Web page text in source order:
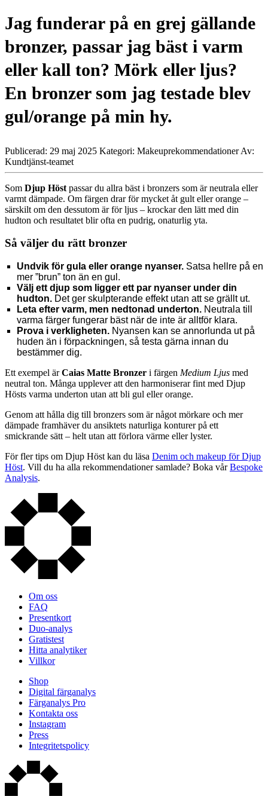
Jag funderar på en grej gällande
bronzer, passar jag bäst i varm
eller kall ton? Mörk eller ljus?
En bronzer som jag testade blev
gul/orange på min hy.
Publicerad: 29 maj 2025 Kategori: MakeuprekommendationerAv:
Kundtjänst-teamet
Som Djup Höst passar du allra bäst i bronzers som är neutrala eller
varmt dämpade. Om färgen drar för mycket åt gult eller orange –
särskilt om den dessutom är för ljus – krockar den lätt med din
hudton och resultatet blir ofta en pudrig, onaturlig yta.
Så väljer du rätt bronzer
Undvik för gula eller orange nyanser. Satsa hellre på en
mer ”brun” ton än en gul.
Välj ett djup som ligger ett par nyanser under din
hudton. Det ger skulpterande effekt utan att se grällt ut.
Leta efter varm, men nedtonad underton. Neutrala till
varma färger fungerar bäst när de inte är alltför klara.
Prova i verkligheten. Nyansen kan se annorlunda ut på
huden än i förpackningen, så testa gärna innan du
bestämmer dig.
Ett exempel ärCaias Matte Bronzer i färgen Medium Ljus med
neutral ton. Många upplever att den harmoniserar fint med Djup
Hösts varma underton utan att bli gul eller orange.
Genom att hålla dig till bronzers som är något mörkare och mer
dämpade framhäver du ansiktets naturliga konturer på ett
smickrande sätt – helt utan att förlora värme eller lyster.
För fler tips om Djup Höst kan du läsa Denim och makeup för Djup
Höst. Vill du ha alla rekommendationer samlade? Boka vårBespoke
Analysis.
Om oss
FAQ
Presentkort
Duo-analys
Gratistest
Hitta analytiker
Villkor
Shop
Digital färganalys
Färganalys Pro
Kontakta oss
Instagram
Press
Integritetspolicy